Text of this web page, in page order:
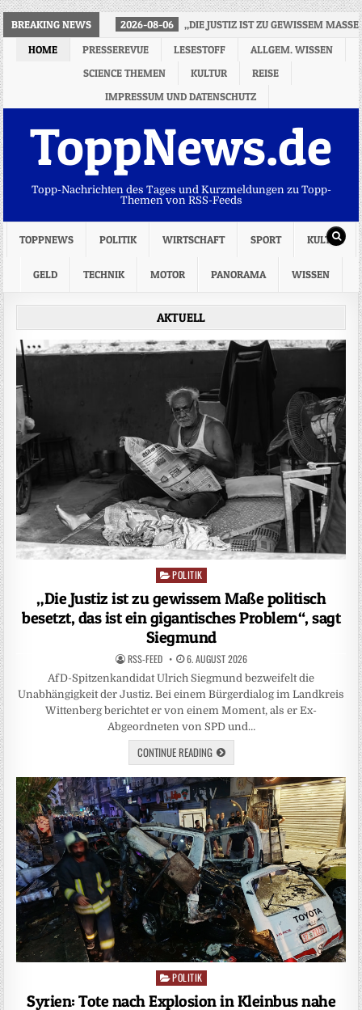
BREAKING NEWS 2026-08-06
„DIE JUSTIZ IST ZU GEWISSEM
HOME
PRESSEREVUE LESESTOFF
ALLGEM. WISSEN
SCIENCE THEMEN
KULTUR
REISE
IMPRESSUM UND DATENSCHUTZ
ToppNews.de
Topp-Nachrichten des Tages und Kurzmeldungen zu Topp-
Themen von RSS-Feeds
TOPPNEWS POLITIK WIRTSCHAFT SPORT KULTUR
GELD TECHNIK MOTOR PANORAMA WISSEN
AKTUELL
Posted
POLITIK
„Die Justiz ist zu gewissem Maße politisch
besetzt, das ist ein gigantisches Problem“, sagt
Siegmund
RSS-FEED 6. AUGUST 2026
AfD-Spitzenkandidat Ulrich Siegmund bezweifelt die
Unabhängigkeit der Justiz. Bei einem Bürgerdialog im Landkreis
Wittenberg berichtet er von einem Moment, als er Ex-
Abgeordneten von SPD und…
CONTINUE READING
Posted
in
POLITIK
Syrien: Tote nach Explosion in Kleinbus nahe